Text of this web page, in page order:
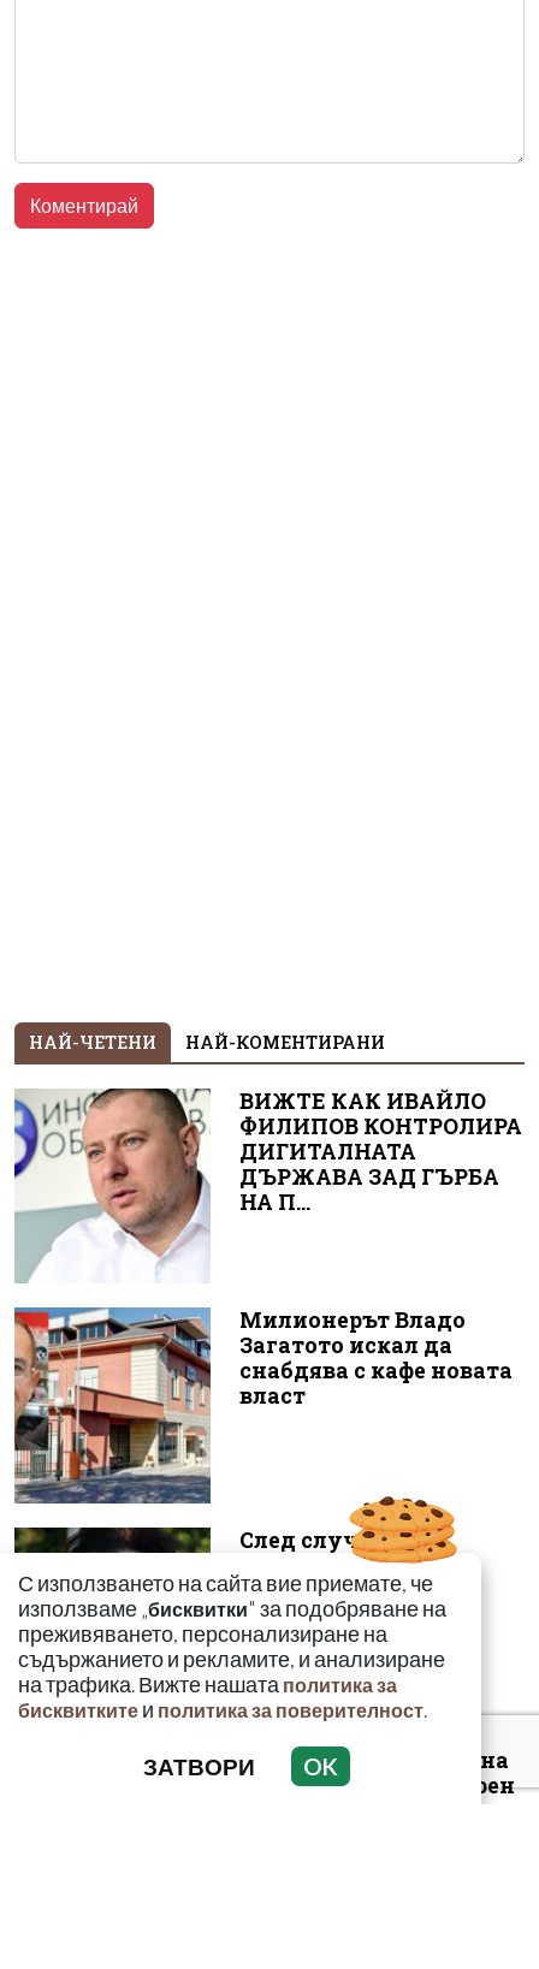
НАЙ-ЧЕТЕНИ НАЙ-КОМЕНТИРАНИ
ВИЖТЕ КАК ИВАЙЛО
ФИЛИПОВ КОНТРОЛИРА
ДИГИТАЛНАТА
ДЪРЖАВА ЗАД ГЪРБА
НА П...
Милионерът Владо
Загатото искал да
снабдява с кафе новата
власт
След случая с
родилката от Варна:
Още едно семейство
разказа за бремен...
Луксозният майбах на
Митьо Очите опожарен
заради балони с райски
С използването на сайта вие приемате, че
използваме „бисквитки" за подобряване на
преживяването, персонализиране на
съдържанието и рекламите, и анализиране
на трафика. Вижте нашата политика за
бисквитките и политика за поверителност.
ЗАТВОРИ OK